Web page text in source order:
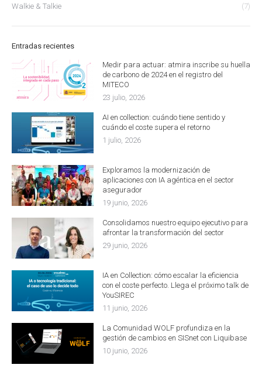
Walkie & Talkie
(7)
Entradas recientes
Medir para actuar: atmira inscribe su huella
de carbono de 2024 en el registro del
MITECO
23 julio, 2026
AI en collection: cuándo tiene sentido y
cuándo el coste supera el retorno
1 julio, 2026
Exploramos la modernización de
aplicaciones con IA agéntica en el sector
asegurador
19 junio, 2026
Consolidamos nuestro equipo ejecutivo para
afrontar la transformación del sector
29 junio, 2026
IA en Collection: cómo escalar la eficiencia
con el coste perfecto. Llega el próximo talk de
YouSIREC
11 junio, 2026
La Comunidad WOLF profundiza en la
gestión de cambios en SISnet con Liquibase
10 junio, 2026